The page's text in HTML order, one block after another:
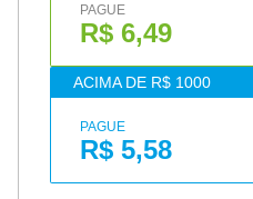
PAGUE
R$ 6,49
ACIMA DE R$ 1000
PAGUE
R$ 5,58